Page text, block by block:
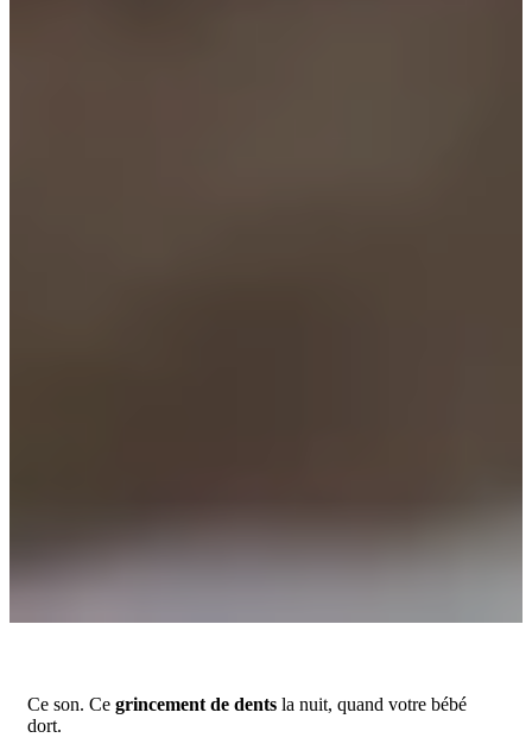
Ce son. Ce grincement de dents la nuit, quand votre bébé
dort.